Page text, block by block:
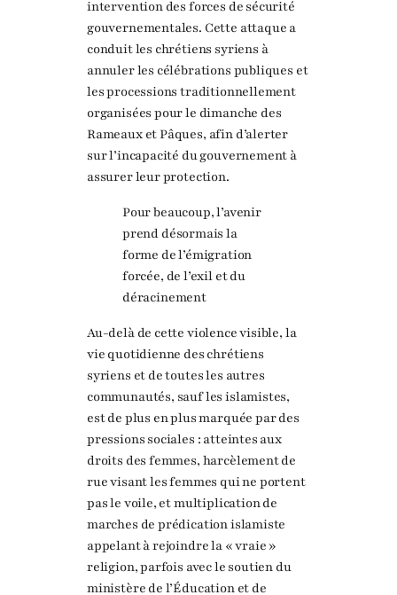
intervention des forces de sécurité
gouvernementales. Cette attaque a
conduit les chrétiens syriens à
annuler les célébrations publiques et
les processions traditionnellement
organisées pour le dimanche des
Rameaux et Pâques, afin d’alerter
sur l’incapacité du gouvernement à
assurer leur protection.
Pour beaucoup, l’avenir
prend désormais la
forme de l’émigration
forcée, de l’exil et du
déracinement
Au-delà de cette violence visible, la
vie quotidienne des chrétiens
syriens et de toutes les autres
communautés, sauf les islamistes,
est de plus en plus marquée par des
pressions sociales : atteintes aux
droits des femmes, harcèlement de
rue visant les femmes qui ne portent
pas le voile, et multiplication de
marches de prédication islamiste
appelant à rejoindre la « vraie »
religion, parfois avec le soutien du
ministère de l’Éducation et de